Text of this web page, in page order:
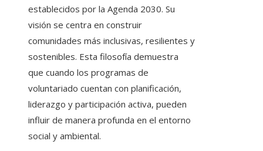
establecidos por la Agenda 2030. Su
visión se centra en construir
comunidades más inclusivas, resilientes y
sostenibles. Esta filosofía demuestra
que cuando los programas de
voluntariado cuentan con planificación,
liderazgo y participación activa, pueden
influir de manera profunda en el entorno
social y ambiental.